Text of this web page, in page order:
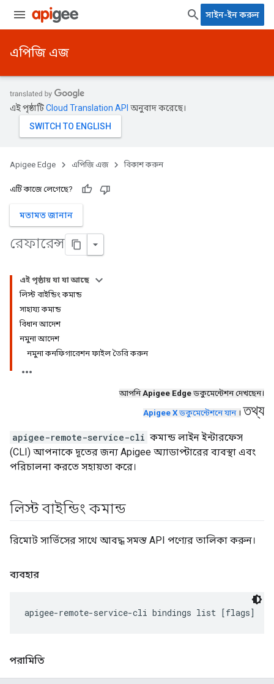
সাইন-ইন করুন
এপিজি এজ
এই পৃষ্ঠাটিCloud Translation API অনুবাদ করেছে।
Apigee Edge এপিজি এজ বিকাশ করুন
এটি কাজে লেগেছে?
মতামত জানান
রেফারেন্স
এই পৃষ্ঠায় যা যা আছে
লিস্ট বাইন্ডিং কমান্ড
সাহায্য কমান্ড
বিধান আদেশ
নমুনা আদেশ
নমুনা কনফিগারেশন ফাইল তৈরি করুন
আপনিApigee Edge ডকুমেন্টেশন দেখছেন।
Apigee X ডকুমেন্টেশনে যান। তথ্য
apigee-remote-service-cli কমান্ড লাইন ইন্টারফেস
(CLI) আপনাকে দূতের জন্য Apigee অ্যাডাপ্টারের ব্যবস্থা এবং
পরিচালনা করতে সহায়তা করে।
লিস্ট বাইন্ডিং কমান্ড
রিমোট সার্ভিসের সাথে আবদ্ধ সমস্ত API পণ্যের তালিকা করুন।
ব্যবহার
apigee-remote-service-cli bindings list [flags]
পরামিতি